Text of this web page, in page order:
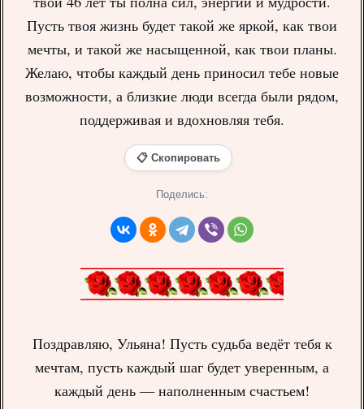
Пусть твоя жизнь будет такой же яркой, как твои
мечты, и такой же насыщенной, как твои планы.
Желаю, чтобы каждый день приносил тебе новые
возможности, а близкие люди всегда были рядом,
поддерживая и вдохновляя тебя.
📋 Скопировать
Поделись:
Поздравляю, Ульяна! Пусть судьба ведёт тебя к
мечтам, пусть каждый шаг будет уверенным, а
каждый день — наполненным счастьем!